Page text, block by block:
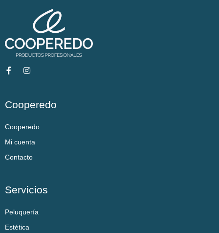
Cooperedo
Cooperedo
Mi cuenta
Contacto
Servicios
Peluquería
Estética